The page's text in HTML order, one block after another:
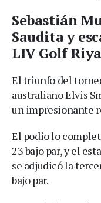
Sebastián
Saudita y
LIV Golf
El triunfo del
australiano Elvis
un impresionante
El podio lo
23 bajo par, y el
se adjudicó la
bajo par.